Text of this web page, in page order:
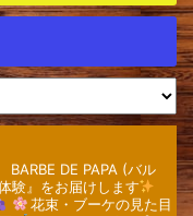
⁡BARBE DE PAPA (バル
験』をお届けします
花束・ブーケの見た目